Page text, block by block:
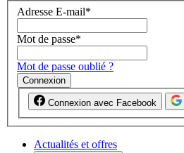
Adresse E-mail*
Mot de passe*
Mot de passe oublié ?
Connexion
Connexion avec Facebook
Actualités et offres